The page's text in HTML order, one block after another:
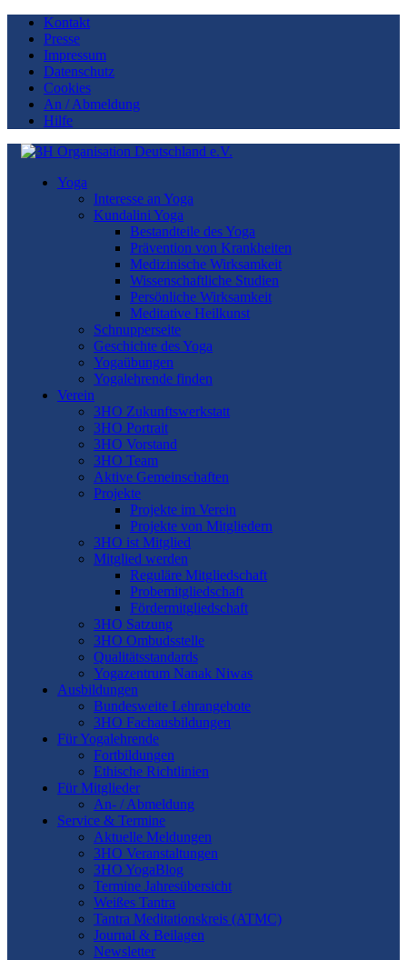
Kontakt
Presse
Impressum
Datenschutz
Cookies
An / Abmeldung
Hilfe
Yoga
Interesse an Yoga
Kundalini Yoga
Bestandteile des Yoga
Prävention von Krankheiten
Medizinische Wirksamkeit
Wissenschaftliche Studien
Persönliche Wirksamkeit
Meditative Heilkunst
Schnupperseite
Geschichte des Yoga
Yogaübungen
Yogalehrende finden
Verein
3HO Zukunftswerkstatt
3HO Portrait
3HO Vorstand
3HO Team
Aktive Gemeinschaften
Projekte
Projekte im Verein
Projekte von Mitgliedern
3HO ist Mitglied
Mitglied werden
Reguläre Mitgliedschaft
Probemitgliedschaft
Fördermitgliedschaft
3HO Satzung
3HO Ombudsstelle
Qualitätsstandards
Yogazentrum Nanak Niwas
Ausbildungen
Bundesweite Lehrangebote
3HO Fachausbildungen
Für Yogalehrende
Fortbildungen
Ethische Richtlinien
Für Mitglieder
An- / Abmeldung
Service & Termine
Aktuelle Meldungen
3HO Veranstaltungen
3HO YogaBlog
Termine Jahresübersicht
Weißes Tantra
Tantra Meditationskreis (ATMC)
Journal & Beilagen
Newsletter